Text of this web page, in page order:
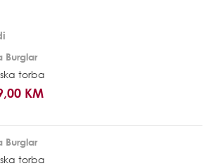
Burglar
torba
KM
Burglar
torba